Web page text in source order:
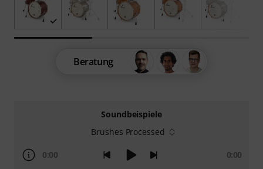
Soundbeispiele
Brushes Processed
0:00 0:00
Beratung